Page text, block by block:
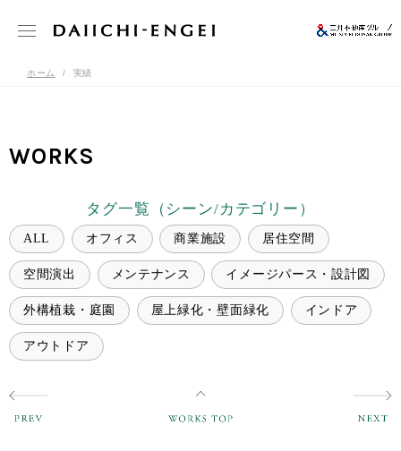
ホーム 実績
WORKS
タグ一覧（シーン/カテゴリー）
ALL オフィス 商業施設 居住空間
空間演出 メンテナンス イメージパース・設計図
外構植栽・庭園 屋上緑化・壁面緑化 インドア
アウトドア